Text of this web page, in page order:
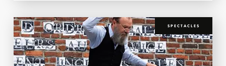
SPECTACLES